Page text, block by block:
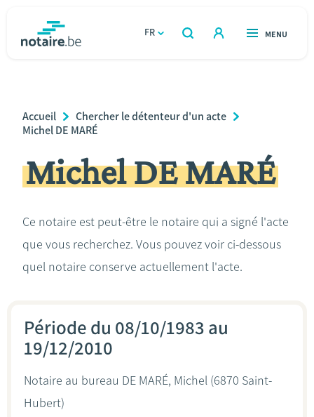
FR
OUVERT
RECHERCHER
OUVERT
MENU
Relations et vivre ensemble
Héritage et donations
Le notaire
Breadcrumb
Accueil
Chercher le détenteur d'un acte
Michel DE MARÉ
Michel DE MARÉ
Ce notaire est peut-être le notaire qui a signé l'acte
que vous recherchez. Vous pouvez voir ci-dessous
quel notaire conserve actuellement l'acte.
Période du 08/10/1983 au
19/12/2010
Notaire au bureau DE MARÉ, Michel (6870 Saint-
Hubert)